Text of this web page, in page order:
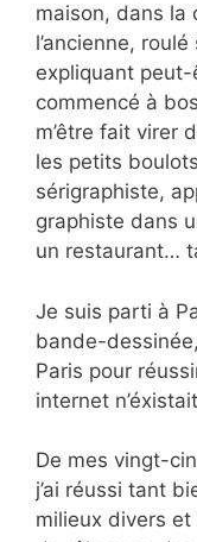
maison, dans la
l’ancienne,
expliquant peut-
commencé à
m’être fait virer
les petits
sérigraphiste,
graphiste dans
un restaurant…
Je suis parti à
bande-
Paris pour
internet
De mes vingt-
j’ai réussi tant
milieux divers